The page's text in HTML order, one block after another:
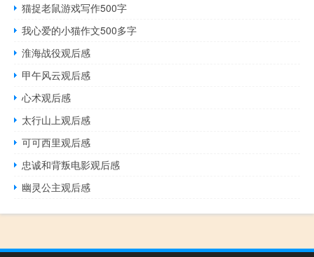
猫捉老鼠游戏写作500字
我心爱的小猫作文500多字
淮海战役观后感
甲午风云观后感
心术观后感
太行山上观后感
可可西里观后感
忠诚和背叛电影观后感
幽灵公主观后感